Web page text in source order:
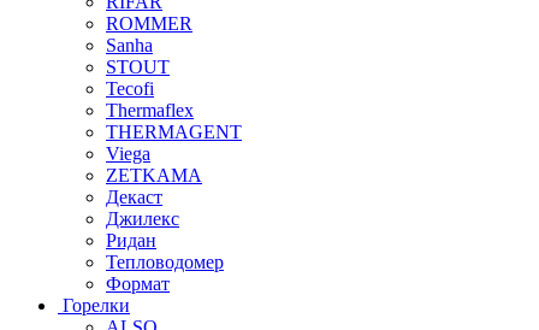
ROMMER
Sanha
STOUT
Tecofi
Thermaflex
THERMAGENT
Viega
ZETKAMA
Декаст
Джилекс
Ридан
Тепловодомер
Формат
Горелки